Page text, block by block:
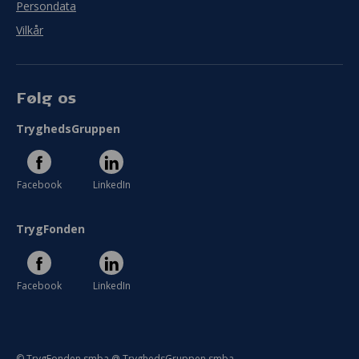
Persondata
Vilkår
Følg os
TryghedsGruppen
Facebook LinkedIn
TrygFonden
Facebook LinkedIn